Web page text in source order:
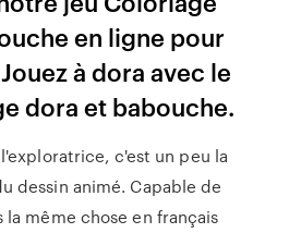
en ligne pour
à dora avec le
dora et babouche.
c'est un peu la
dessin animé. Capable de
même chose en français